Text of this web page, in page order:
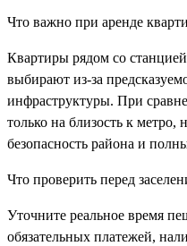
Что важно при аренде
Квартиры рядом со
выбирают из-за
инфраструктуры. При
только на близость к
безопасность района и
Что проверить перед
Уточните реальное время
обязательных платежей,